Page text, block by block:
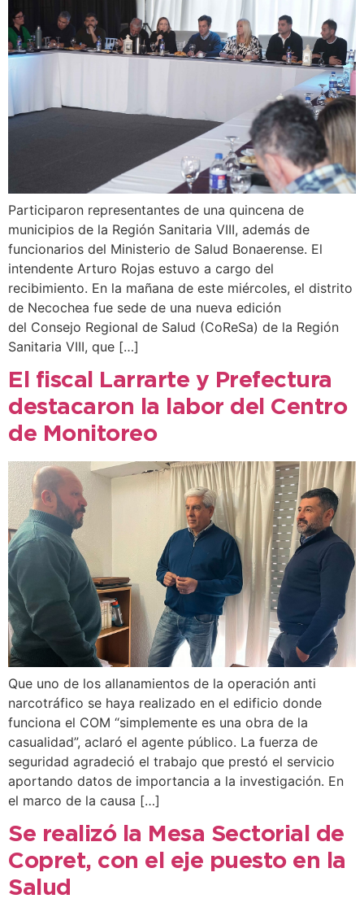
Participaron representantes de una quincena de
municipios de la Región Sanitaria VIII, además de
funcionarios del Ministerio de Salud Bonaerense. El
intendente Arturo Rojas estuvo a cargo del
recibimiento. En la mañana de este miércoles, el distrito
de Necochea fue sede de una nueva edición
del Consejo Regional de Salud (CoReSa) de la Región
Sanitaria VIII, que […]
El fiscal Larrarte y Prefectura
destacaron la labor del Centro
de Monitoreo
Que uno de los allanamientos de la operación anti
narcotráfico se haya realizado en el edificio donde
funciona el COM “simplemente es una obra de la
casualidad”, aclaró el agente público. La fuerza de
seguridad agradeció el trabajo que prestó el servicio
aportando datos de importancia a la investigación. En
el marco de la causa […]
Se realizó la Mesa Sectorial de
Copret, con el eje puesto en la
Salud